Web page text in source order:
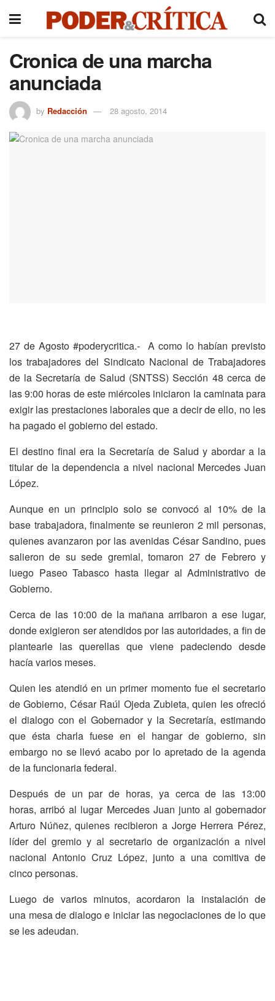
Cronica de una marcha
anunciada
by Redacción 28 agosto, 2014
27 de Agosto #poderycritica.- A como lo habían previsto
los trabajadores del Sindicato Nacional de Trabajadores
de la Secretaría de Salud (SNTSS) Sección 48 cerca de
las 9:00 horas de este miércoles iniciaron la caminata para
exigir las prestaciones laborales que a decir de ello, no les
ha pagado el gobierno del estado.
El destino final era la Secretaría de Salud y abordar a la
titular de la dependencia a nivel nacional Mercedes Juan
López.
Aunque en un principio solo se convocó al 10% de la
base trabajadora, finalmente se reunieron 2 mil personas,
quienes avanzaron por las avenidas César Sandino, pues
salieron de su sede gremial, tomaron 27 de Febrero y
luego Paseo Tabasco hasta llegar al Administrativo de
Gobierno.
Cerca de las 10:00 de la mañana arribaron a ese lugar,
donde exigieron ser atendidos por las autoridades, a fin de
plantearle las querellas que viene padeciendo desde
hacía varios meses.
Quien les atendió en un primer momento fue el secretario
de Gobierno, César Raúl Ojeda Zubieta, quien les ofreció
el dialogo con el Gobernador y la Secretaría, estimando
que ésta charla fuese en el hangar de gobierno, sin
embargo no se llevó acabo por lo apretado de la agenda
de la funcionaria federal.
Después de un par de horas, ya cerca de las 13:00
horas, arribó al lugar Mercedes Juan junto al gobernador
Arturo Núñez, quienes recibieron a Jorge Herrera Pérez,
líder del gremio y al secretario de organización a nivel
nacional Antonio Cruz López, junto a una comitiva de
cinco personas.
Luego de varios minutos, acordaron la instalación de
una mesa de dialogo e iniciar las negociaciones de lo que
se les adeudan.